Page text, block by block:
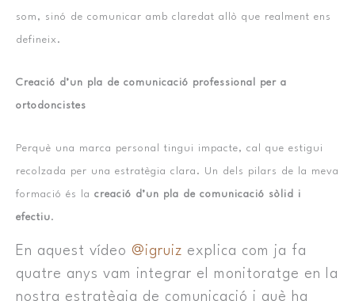
som, sinó de comunicar amb claredat allò que realment ens
defineix.
Creació d’un pla de comunicació professional per a
ortodoncistes
Perquè una marca personal tingui impacte, cal que estigui
recolzada per una estratègia clara. Un dels pilars de la meva
formació és la creació d’un pla de comunicació sòlid i
efectiu.
En aquest vídeo @igruiz explica com ja fa
quatre anys vam integrar el monitoratge en la
nostra estratègia de comunicació i què ha